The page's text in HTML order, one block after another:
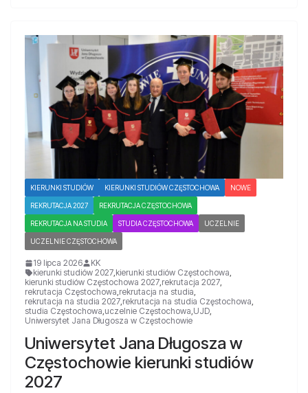
KIERUNKI STUDIÓW KIERUNKI STUDIÓW CZĘSTOCHOWA NOWE
REKRUTACJA 2027 REKRUTACJA CZĘSTOCHOWA
REKRUTACJA NA STUDIA STUDIA CZĘSTOCHOWA UCZELNIE
UCZELNIE CZĘSTOCHOWA
19 lipca 2026
KK
kierunki studiów 2027,kierunki studiów Częstochowa,
kierunki studiów Częstochowa 2027,rekrutacja 2027,
rekrutacja Częstochowa,rekrutacja na studia,
rekrutacja na studia 2027,rekrutacja na studia Częstochowa,
studia Częstochowa,uczelnie Częstochowa,UJD,
Uniwersytet Jana Długosza w Częstochowie
Uniwersytet Jana Długosza w
Częstochowie kierunki studiów
2027